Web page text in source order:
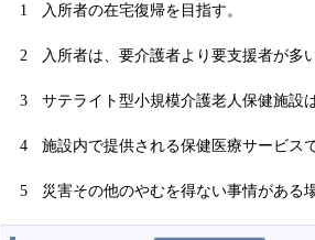
1 入所者の在宅復帰を目指す。
2 入所者は、要介護者より要支援者が多
3 サテライト型小規模介護老人保健施設
4 施設内で提供される保健医療サービス
5 災害その他のやむを得ない事情がある